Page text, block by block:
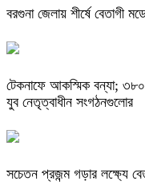
বরগুনা জেলায় শীর্ষে বেতাগী
টেকনাফে আকস্মিক বন্যা;
যুব নেতৃত্বাধীন সংগঠনগুলোর
সচেতন প্রজন্ম গড়ার লক্ষ্যে